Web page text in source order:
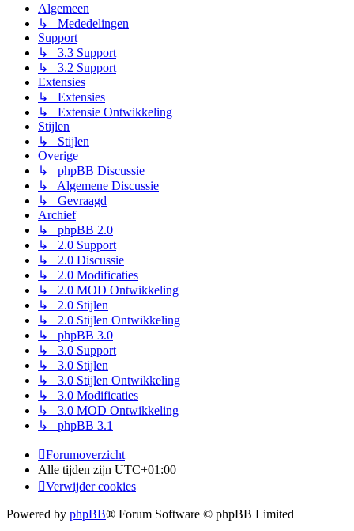
Algemeen
↳ Mededelingen
Support
↳ 3.3 Support
↳ 3.2 Support
Extensies
↳ Extensies
↳ Extensie Ontwikkeling
Stijlen
↳ Stijlen
Overige
↳ phpBB Discussie
↳ Algemene Discussie
↳ Gevraagd
Archief
↳ phpBB 2.0
↳ 2.0 Support
↳ 2.0 Discussie
↳ 2.0 Modificaties
↳ 2.0 MOD Ontwikkeling
↳ 2.0 Stijlen
↳ 2.0 Stijlen Ontwikkeling
↳ phpBB 3.0
↳ 3.0 Support
↳ 3.0 Stijlen
↳ 3.0 Stijlen Ontwikkeling
↳ 3.0 Modificaties
↳ 3.0 MOD Ontwikkeling
↳ phpBB 3.1
Forumoverzicht
Alle tijden zijn UTC+01:00
Verwijder cookies
Powered by phpBB® Forum Software © phpBB Limited